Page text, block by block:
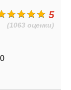
5
(1063 оценки)